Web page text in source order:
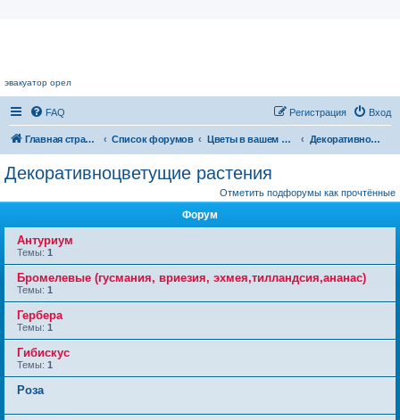
эвакуатор орел
FAQ Вход
Регистрация
Главная страница Список форумов Цветы в вашем доме Декоративноцветущие растения
Декоративноцветущие растения
Отметить подфорумы как прочтённые
Форум
Антуриум
Темы: 1
Бромелевые (гусмания, вриезия, эхмея,тилландсия,ананас)
Темы: 1
Гербера
Темы: 1
Гибискус
Темы: 1
Роза